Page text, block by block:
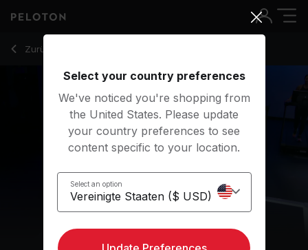
Zurück zu Walking-Kurse
Zurück
45 Min Power Walk with Uphill Drills & Electronic Music -
Select your country preferences
We've noticed you're shopping from
the United States. Please update
your country preferences to see
content specific to your location.
Select an option